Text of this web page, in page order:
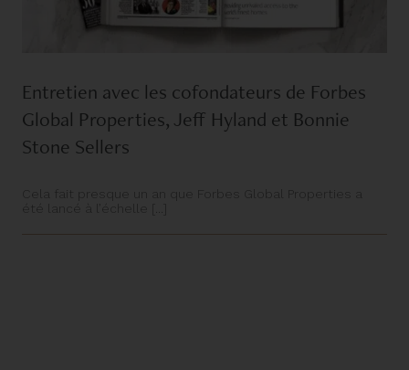
Entretien avec les cofondateurs de Forbes
Global Properties, Jeff Hyland et Bonnie
Stone Sellers
Cela fait presque un an que Forbes Global Properties a
été lancé à l’échelle [...]